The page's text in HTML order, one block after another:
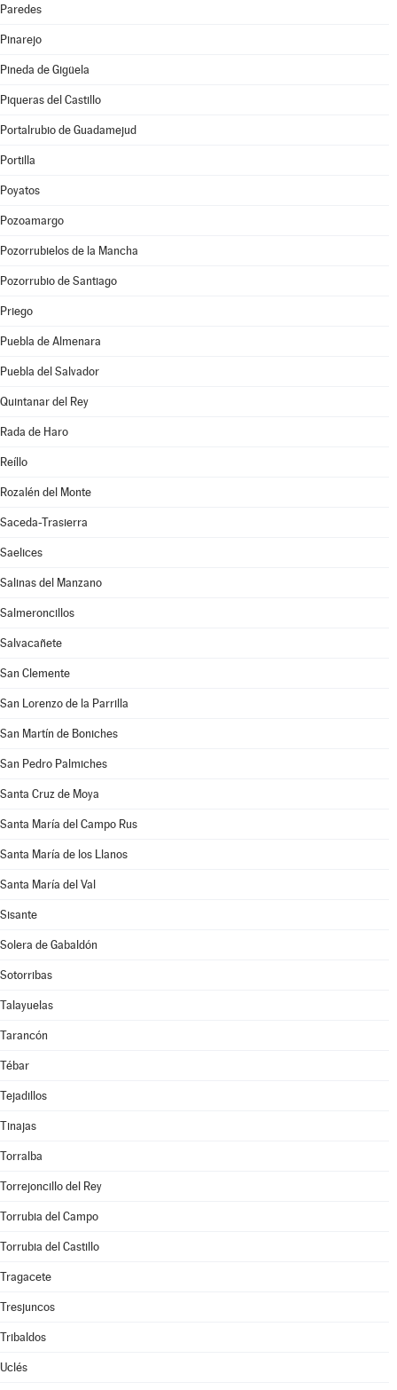
Paredes
Pinarejo
Pineda de Gigüela
Piqueras del Castillo
Portalrubio de Guadamejud
Portilla
Poyatos
Pozoamargo
Pozorrubielos de la Mancha
Pozorrubio de Santiago
Priego
Puebla de Almenara
Puebla del Salvador
Quintanar del Rey
Rada de Haro
Reíllo
Rozalén del Monte
Saceda-Trasierra
Saelices
Salinas del Manzano
Salmeroncillos
Salvacañete
San Clemente
San Lorenzo de la Parrilla
San Martín de Boniches
San Pedro Palmiches
Santa Cruz de Moya
Santa María del Campo Rus
Santa María de los Llanos
Santa María del Val
Sisante
Solera de Gabaldón
Sotorribas
Talayuelas
Tarancón
Tébar
Tejadillos
Tinajas
Torralba
Torrejoncillo del Rey
Torrubia del Campo
Torrubia del Castillo
Tragacete
Tresjuncos
Tribaldos
Uclés